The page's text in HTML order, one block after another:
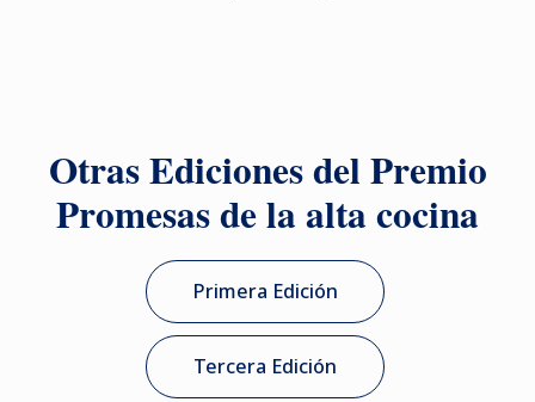
Otras Ediciones del Premio
Promesas de la alta cocina
Primera Edición
Tercera Edición